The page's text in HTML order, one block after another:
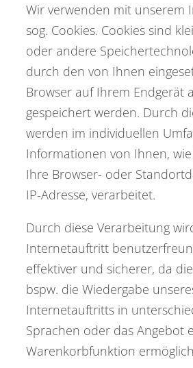
Wir verwenden mit unserem
sog. Cookies. Cookies sind
oder andere
durch den von Ihnen
Browser auf Ihrem Endgerät
gespeichert werden. Durch
werden im individuellen
Informationen von Ihnen,
Ihre Browser- oder
IP-Adresse, verarbeitet.
Durch diese Verarbeitung
Internetauftritt
effektiver und sicherer, da
bspw. die Wiedergabe
Internetauftritts in
Sprachen oder das Angebot
Warenkorbfunktion